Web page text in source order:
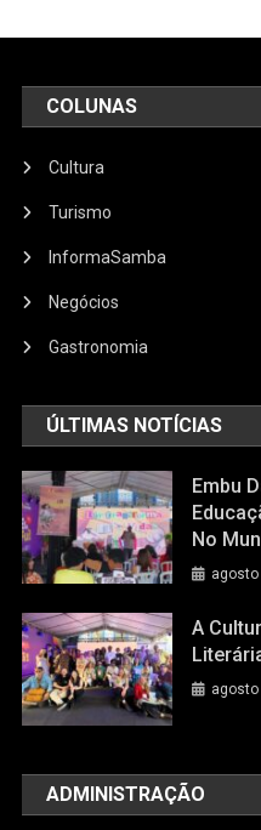
COLUNAS
Cultura
Turismo
InformaSamba
Negócios
Gastronomia
ÚLTIMAS NOTÍCIAS
Embu
No
agosto
A
agosto
ADMINISTRAÇÃO